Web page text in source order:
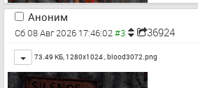
Аноним
Сб 08 Авг 2026 17:46:02 36924
Toggle
73.49 КБ, 1280x1024 ,blood3072.png